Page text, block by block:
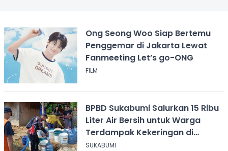
Ong Seong Woo Siap Bertemu
Penggemar di Jakarta Lewat
Fanmeeting Let’s go-ONG
FILM
BPBD Sukabumi Salurkan 15 Ribu
Liter Air Bersih untuk Warga
Terdampak Kekeringan di
Cicurug
SUKABUMI